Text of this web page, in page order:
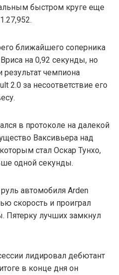
быстром круге еще
ближайшего соперника
на 0,92 секунды, но
результат чемпиона
2.0 за несоответствие его
в протоколе на далекой
Ваксивьера над
стал Оскар Тунхо,
одной секунды.
автомобиля Arden
скорость и проиграл
Пятерку лучших замкнул
лидировал дебютант
в конце дня он